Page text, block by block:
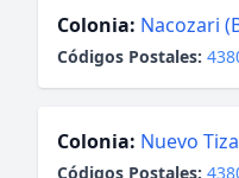
Colonia: Nacozari
Códigos Postales:
Colonia: Nuevo
Códigos Postales: